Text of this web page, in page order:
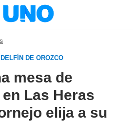
DE OROZCO
mesa de
Las Heras
elija a su